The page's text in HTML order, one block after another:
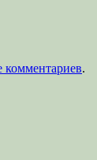
комментариев.